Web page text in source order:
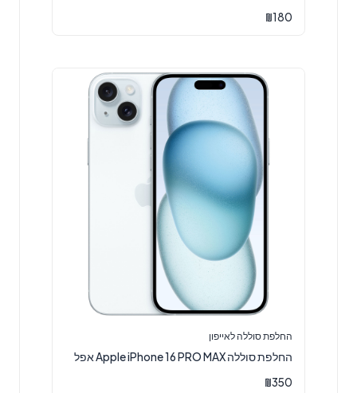
₪180
החלפת סוללה לאייפון
החלפת סוללה Apple iPhone 16 PRO MAX אפל
₪350